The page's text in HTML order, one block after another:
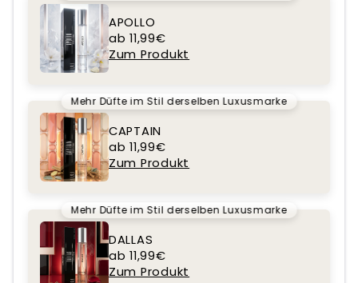
APOLLO
ab 11,99€
Zum Produkt
Mehr Düfte im Stil derselben Luxusmarke
CAPTAIN
ab 11,99€
Zum Produkt
Mehr Düfte im Stil derselben Luxusmarke
DALLAS
ab 11,99€
Zum Produkt